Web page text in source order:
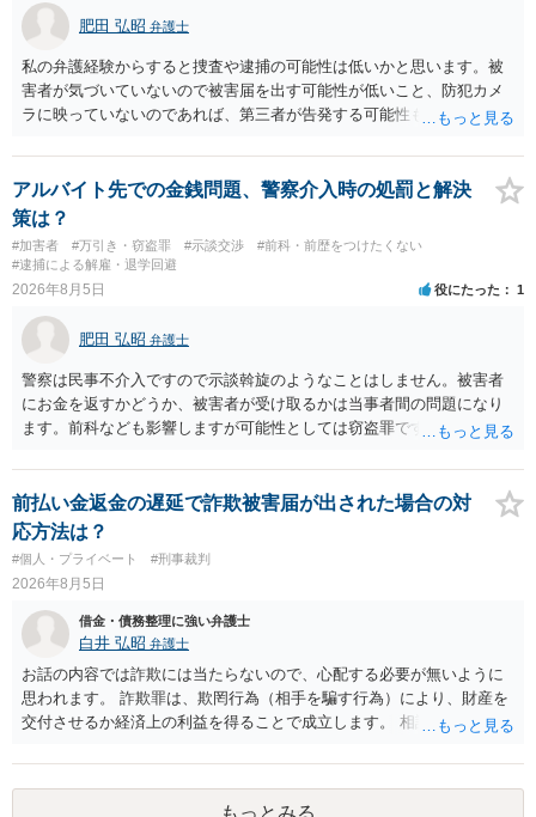
体拘束と、処分待ちという状況を利用して、被害弁償を受けておくこ
とが有効である場合が多い）ことを考慮しておく必要があります。
肥田 弘昭 弁護士
私の弁護経験からすると捜査や逮捕の可能性は低いかと思います。被
害者が気づいていないので被害届を出す可能性が低いこと、防犯カメ
ラに映っていないのであれば、第三者が告発する可能性も低いこと、
座る女性を盗撮(全体像写真1枚と5秒程度の動画)してしまいました。下
着や胸など強調したものではありません。」とありますが、少なくと
も捜査段階では性的姿態等撮影罪の被疑事実で逮捕勾留されるケース
が私の弁護経験では多くなった印象です（最終的には不起訴ないし各
都道府県の迷惑防止条例違反になることもあります）。2度としないこ
とをお勧めいたします。ご参考にしてください。
アルバイト先での金銭問題、警察介入時の処罰と解決
策は？
#加害者 #万引き・窃盗罪 #示談交渉
#前科・前歴をつけたくない
#逮捕による解雇・退学回避
2026年8月5日 役にたった 1
肥田 弘昭 弁護士
警察は民事不介入ですので示談斡旋のようなことはしません。被害者
にお金を返すかどうか、被害者が受け取るかは当事者間の問題になり
ます。前科なども影響しますが可能性としては窃盗罪ですので、逮捕
前払い金返金の遅延で詐欺被害届が出された場合の対
応方法は？
#個人・プライベート #刑事裁判
2026年8月5日
借金・債務整理に強い弁護士
白井 弘昭 弁護士
お話の内容では詐欺には当たらないので、心配する必要が無いように
思われます。 詐欺罪は、欺罔行為（相手を騙す行為）により、財産を
交付させるか経済上の利益を得ることで成立します。 相談者さんは、
ので、詐欺罪の実行行為性が無く罪に問うことはできません。 おそら
く、相手が真実を話せば警察も取り合わないと思いますが、虚偽の内
もっとみる